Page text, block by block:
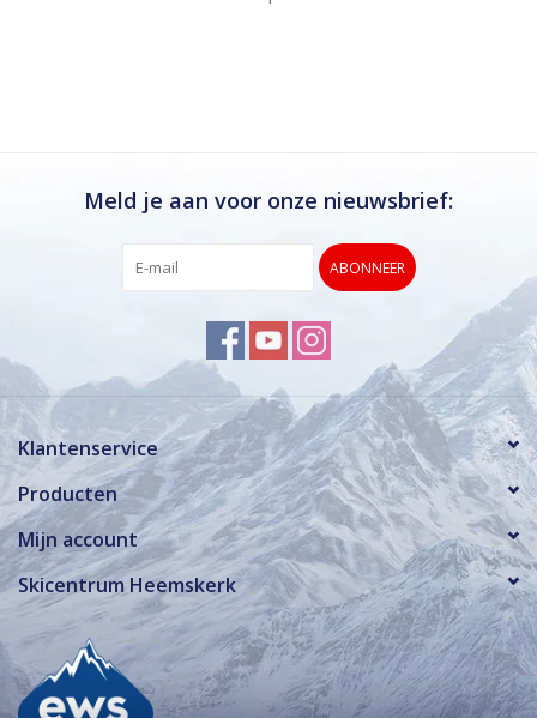
Meld je aan voor onze nieuwsbrief:
ABONNEER
Klantenservice
Producten
Mijn account
Skicentrum Heemskerk